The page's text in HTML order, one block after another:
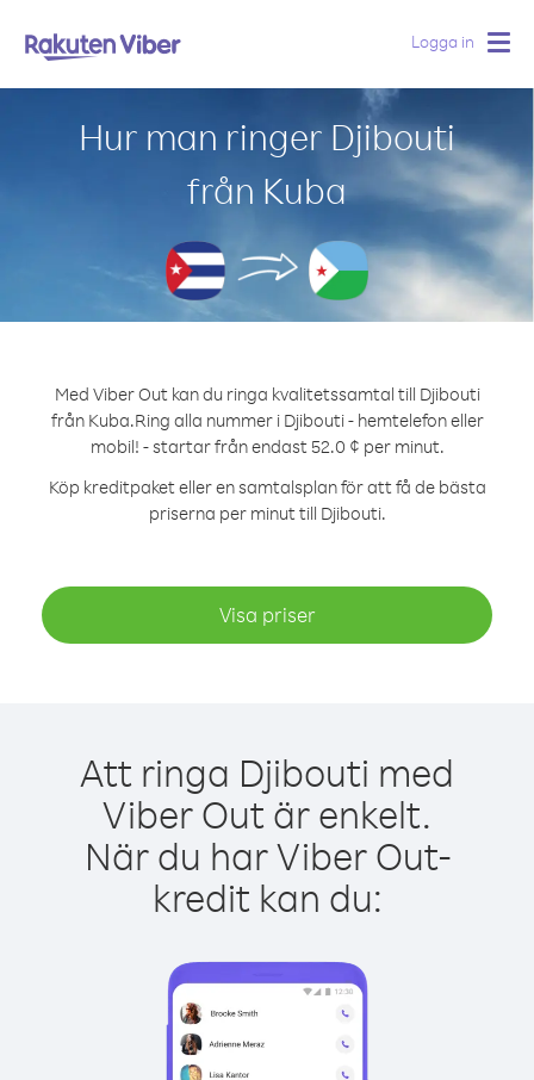
Logga in
Hur man ringer Djibouti
från Kuba
Med Viber Out kan du ringa kvalitetssamtal till Djibouti
från Kuba.Ring alla nummer i Djibouti - hemtelefon eller
mobil! - startar från endast 52.0 ¢ per minut.
Köp kreditpaket eller en samtalsplan för att få de bästa
priserna per minut till Djibouti.
Visa priser
Att ringa Djibouti med
Viber Out är enkelt.
När du har Viber Out-
kredit kan du: